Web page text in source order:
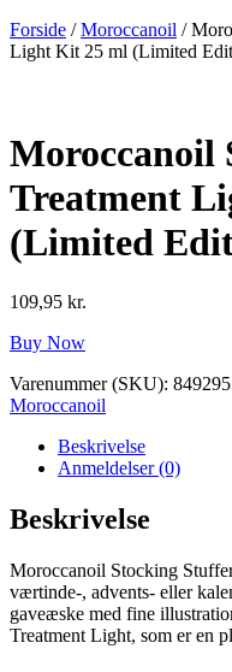
Forside /Moroccanoil /
Light Kit 25 ml (Limited
Moroccanoil
Treatment
(Limited
109,95 kr.
Buy Now
Varenummer (SKU):
Moroccanoil
Beskrivelse
Anmeldelser (0)
Beskrivelse
Moroccanoil Stocking
værtinde-, advents- eller
gaveæske med fine
Treatment Light, som er en